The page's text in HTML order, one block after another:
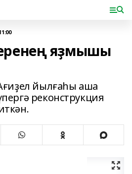
яҙмышы
йылғаһы аша
реконструкция